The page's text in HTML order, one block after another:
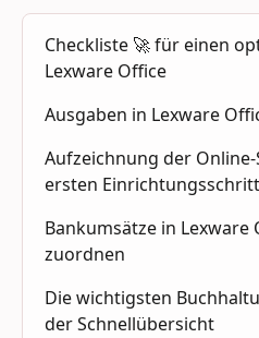
Checkliste 🚀 für einen
Lexware Office
Ausgaben in Lexware
Aufzeichnung der
ersten
Bankumsätze in Lexware
zuordnen
Die wichtigsten
der Schnellübersicht